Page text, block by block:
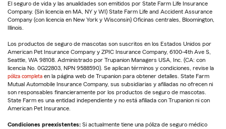
El seguro de vida y las anualidades son emitidos por State Farm Life Insurance
Company. (Sin licencia en MA, NY y WI) State Farm Life and Accident Assurance
Company (con licencia en New York y Wisconsin) Oficinas centrales, Bloomington,
Illinois.
Los productos de seguro de mascotas son suscritos en los Estados Unidos por
American Pet Insurance Company y ZPIC Insurance Company, 6100-4th Ave S,
Seattle, WA 98108. Administrado por Trupanion Managers USA, Inc. (CA: con
licencia No. 0G22803, NPN 9588590). Se aplican términos y condiciones, revise la
póliza completa en la página web de Trupanion para obtener detalles. State Farm
Mutual Automobile Insurance Company, sus subsidiarias y afiliadas no ofrecen ni
son responsables financieramente por los productos de seguro de mascotas.
State Farm es una entidad independiente y no está afiliada con Trupanion ni con
American Pet Insurance.
Condiciones preexistentes: Si actualmente tiene una póliza de seguro médico